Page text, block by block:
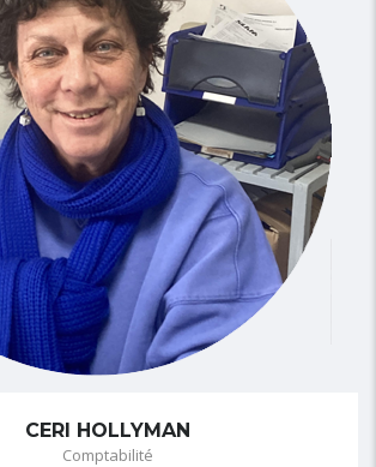
CERI HOLLYMAN
Comptabilité